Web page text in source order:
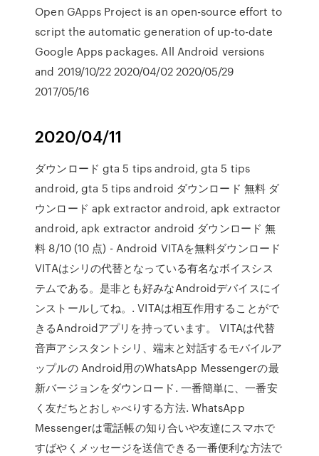
Open GApps Project is an open-source effort to
script the automatic generation of up-to-date
Google Apps packages. All Android versions
and 2019/10/22 2020/04/02 2020/05/29
2017/05/16
2020/04/11
ダウンロード gta 5 tips android, gta 5 tips
android, gta 5 tips android ダウンロード 無料 ダ
ウンロード apk extractor android, apk extractor
android, apk extractor android ダウンロード 無
料 8/10 (10 点) - Android VITAを無料ダウンロード
VITAはシリの代替となっている有名なボイスシス
テムである。是非とも好みなAndroidデバイスにイ
ンストールしてね。. VITAは相互作用することがで
きるAndroidアプリを持っています。 VITAは代替
音声アシスタントシリ、端末と対話するモバイルア
ップルの Android用のWhatsApp Messengerの最
新バージョンをダウンロード. 一番簡単に、一番安
く友だちとおしゃべりする方法. WhatsApp
Messengerは電話帳の知り合いや友達にスマホで
すばやくメッセージを送信できる一番便利な方法で